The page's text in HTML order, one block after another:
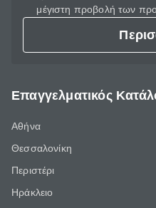
μέγιστη προβολή των
Επαγγελματικός
Αθήνα
Θεσσαλονίκη
Περιστέρι
Ηράκλειο